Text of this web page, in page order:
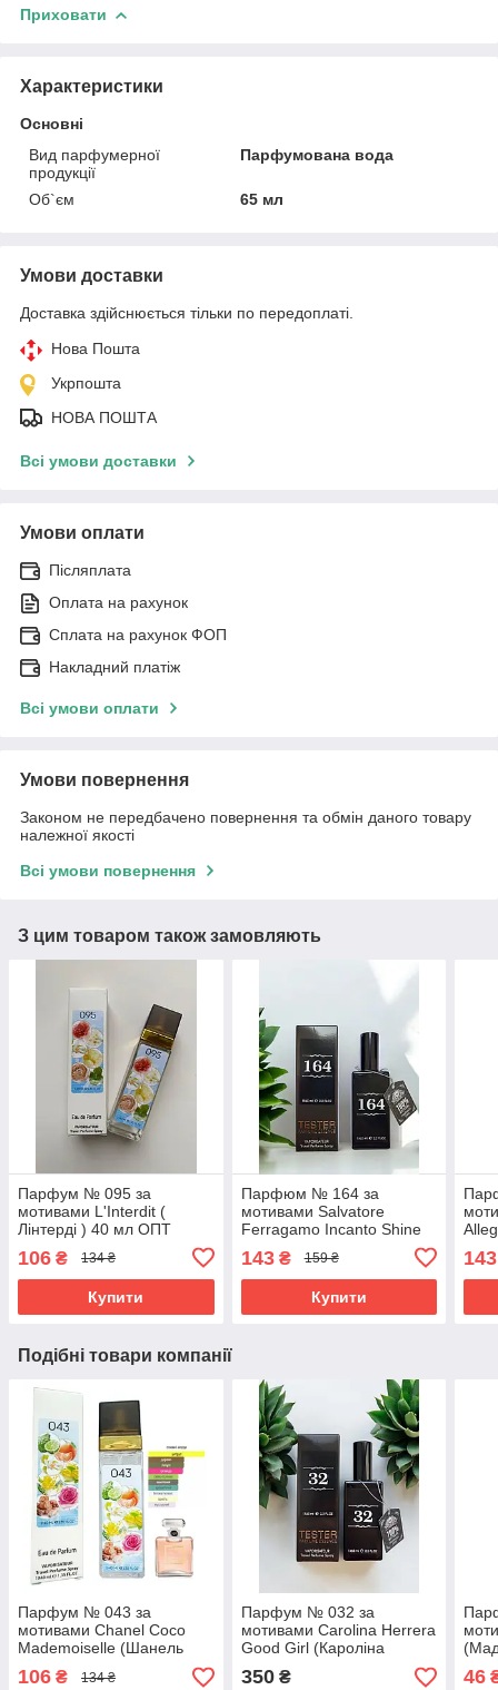
Приховати
Характеристики
Основні
Вид парфумерної
продукції
Парфумована вода
Об`єм 65 мл
Умови доставки
Доставка здійснюється тільки по передоплаті.
Нова Пошта
Укрпошта
НОВА ПОШТА
Всі умови доставки
Умови оплати
Післяплата
Оплата на рахунок
Сплата на рахунок ФОП
Накладний платіж
Всі умови оплати
Умови повернення
Законом не передбачено повернення та обмін даного товару
належної якості
Всі умови повернення
З цим товаром також замовляють
Парфум № 095 за
мотивами L'Interdit (
Лінтерді ) 40 мл ОПТ
106 ₴ 134 ₴
Купити
Парфюм № 164 за
мотивами Salvatore
Ferragamo Incanto Shine
(Сальваторе Феррагамо
Iнканто Шайн) 65 мл
143₴ 159 ₴
Купити
65
143
Подібні товари компанії
Парфум № 043 за
мотивами Chanel Coco
Mademoiselle (Шанель
Коко Мадемуазель) 40 мл.
106 ₴ 134 ₴
Парфум № 032 за
мотивами Carolina Herrera
Good Girl (Кароліна
350₴ 46